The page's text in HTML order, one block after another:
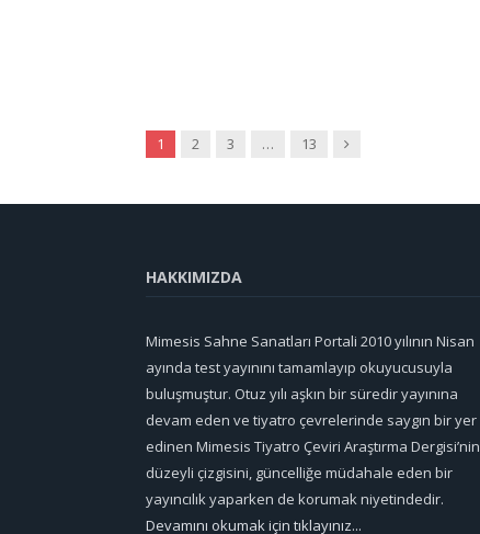
1 2 3 … 13 Sonraki
HAKKIMIZDA
Mimesis Sahne Sanatları Portali 2010 yılının Nisan
ayında test yayınını tamamlayıp okuyucusuyla
buluşmuştur. Otuz yılı aşkın bir süredir yayınına
devam eden ve tiyatro çevrelerinde saygın bir yer
edinen Mimesis Tiyatro Çeviri Araştırma Dergisi’nin
düzeyli çizgisini, güncelliğe müdahale eden bir
yayıncılık yaparken de korumak niyetindedir.
Devamını okumak için tıklayınız...